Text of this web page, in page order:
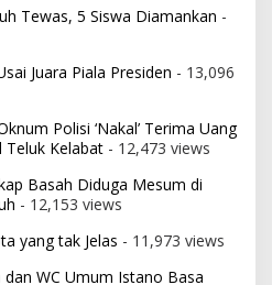
Tewas, 5 Siswa Diamankan -
Juara Piala Presiden - 13,096
Polisi ‘Nakal’ Terima Uang
Teluk Kelabat - 12,473 views
Basah Diduga Mesum di
- 12,153 views
yang tak Jelas - 11,973 views
WC Umum Istano Basa